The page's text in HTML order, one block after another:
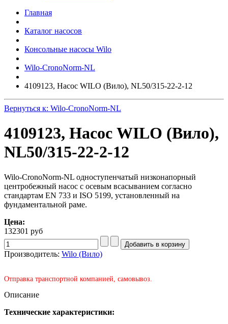
Главная
Каталог насосов
Консольные насосы Wilo
Wilo-CronoNorm-NL
4109123, Насос WILO (Вило), NL50/315-22-2-12
Вернуться к: Wilo-CronoNorm-NL
4109123, Насос WILO (Вило),
NL50/315-22-2-12
Wilo-CronoNorm-NL одноступенчатый низконапорный
центробежный насос с осевым всасыванием согласно
стандартам EN 733 и ISO 5199, установленный на
фундаментальной раме.
Цена:
132301 руб
Производитель: Wilo (Вило)
Отправка транспортной компанией, самовывоз.
Описание
Технические характеристики: